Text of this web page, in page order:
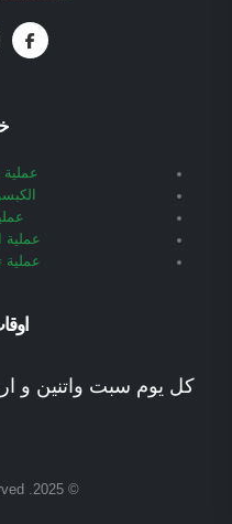
عملية
عملية
كل يوم سبت واتنين و اربع من ٩ مساء
© 2025. All Rights Reserved.